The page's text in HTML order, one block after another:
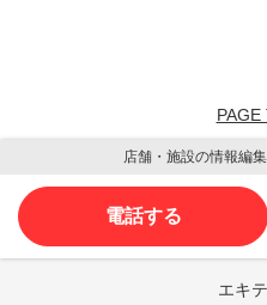
PAGE
店舗・施設の情報編
電話する
エキ